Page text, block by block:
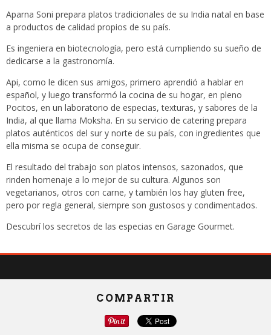
Aparna Soni prepara platos tradicionales de su India natal en base
a productos de calidad propios de su país.
Es ingeniera en biotecnología, pero está cumpliendo su sueño de
dedicarse a la gastronomía.
Api, como le dicen sus amigos, primero aprendió a hablar en
español, y luego transformó la cocina de su hogar, en pleno
Pocitos, en un laboratorio de especias, texturas, y sabores de la
India, al que llama Moksha. En su servicio de catering prepara
platos auténticos del sur y norte de su país, con ingredientes que
ella misma se ocupa de conseguir.
El resultado del trabajo son platos intensos, sazonados, que
rinden homenaje a lo mejor de su cultura. Algunos son
vegetarianos, otros con carne, y también los hay gluten free,
pero por regla general, siempre son gustosos y condimentados.
Descubrí los secretos de las especias en Garage Gourmet.
COMPARTIR